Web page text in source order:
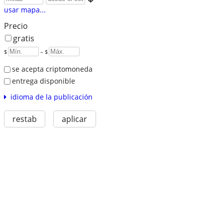
usar mapa...
Precio
gratis
$ – $
se acepta criptomoneda
entrega disponible
idioma de la publicación
restab aplicar